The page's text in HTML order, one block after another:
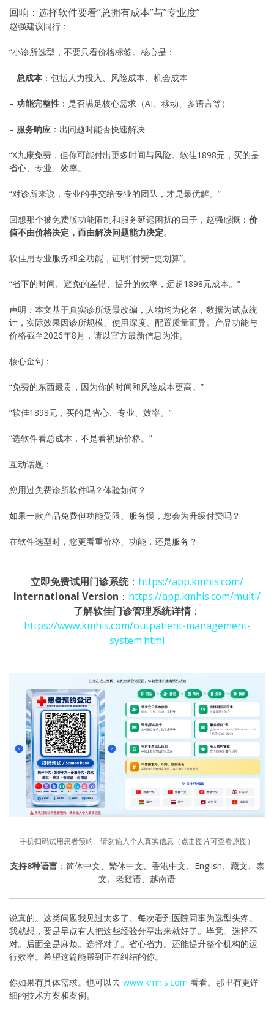
回响：选择软件要看”总拥有成本”与”专业度”
赵强建议同行：
“小诊所选型，不要只看价格标签。核心是：
– 总成本 ：包括人力投入、风险成本、机会成本
– 功能完整性 ：是否满足核心需求（AI、移动、多语言等）
– 服务响应 ：出问题时能否快速解决
“X九康免费，但你可能付出更多时间与风险。软佳1898元，买的是
省心、专业、效率。
“对诊所来说，专业的事交给专业的团队，才是最优解。”
回想那个被免费版功能限制和服务延迟困扰的日子，赵强感慨： 价
值不由价格决定，而由解决问题能力决定。
软佳用专业服务和全功能，证明”付费=更划算”。
“省下的时间、避免的差错、提升的效率，远超1898元成本。”
声明：本文基于真实诊所场景改编，人物均为化名，数据为试点统
计，实际效果因诊所规模、使用深度、配置质量而异。产品功能与
价格截至2026年8月，请以官方最新信息为准。
核心金句：
“免费的东西最贵，因为你的时间和风险成本更高。”
“软佳1898元，买的是省心、专业、效率。”
“选软件看总成本，不是看初始价格。”
互动话题：
您用过免费诊所软件吗？体验如何？
如果一款产品免费但功能受限、服务慢，您会为升级付费吗？
在软件选型时，您更看重价格、功能，还是服务？
立即免费试用门诊系统： https://app.kmhis.com/
International Version ： https://app.kmhis.com/multi/
了解软佳门诊管理系统详情：
https://www.kmhis.com/outpatient-management-
system.html
手机扫码试用患者预约。请勿输入个人真实信息（点击图片可查看原图）
支持8种语言：简体中文、繁体中文、香港中文、English、藏文、泰
文、老挝语、越南语
说真的。这类问题我见过太多了。每次看到医院同事为选型头疼。
我就想，要是早点有人把这些经验分享出来就好了。毕竟。选择不
对。后面全是麻烦。选择对了。省心省力。还能提升整个机构的运
行效率。希望这篇能帮到正在纠结的你。
你如果有具体需求。也可以去 www.kmhis.com 看看。那里有更详
细的技术方案和案例。